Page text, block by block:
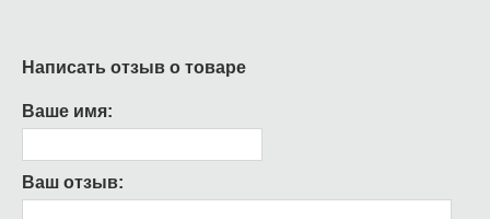
Написать отзыв о товаре
Ваше имя:
Ваш отзыв: